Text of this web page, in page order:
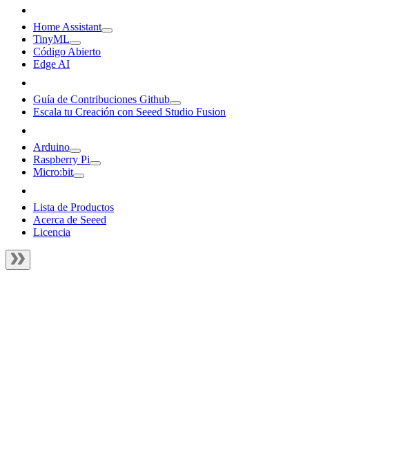
Home Assistant
TinyML
Código Abierto
Edge AI
Guía de Contribuciones Github
Escala tu Creación con Seeed Studio Fusion
Arduino
Raspberry Pi
Micro:bit
Lista de Productos
Acerca de Seeed
Licencia